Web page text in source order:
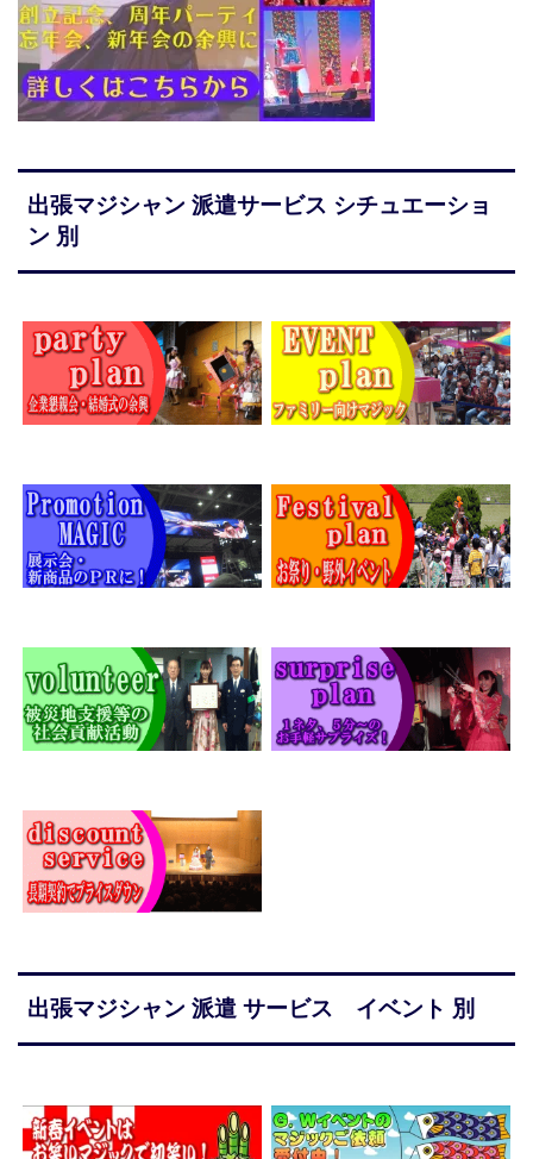
出張マジシャン 派遣サービス シチュエーショ
ン 別
出張マジシャン 派遣 サービス イベント 別